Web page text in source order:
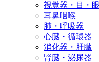
視覚器・目・
耳鼻咽喉
肺・呼吸器
心臓・循環器
消化器・肝臓
腎臓・泌尿器